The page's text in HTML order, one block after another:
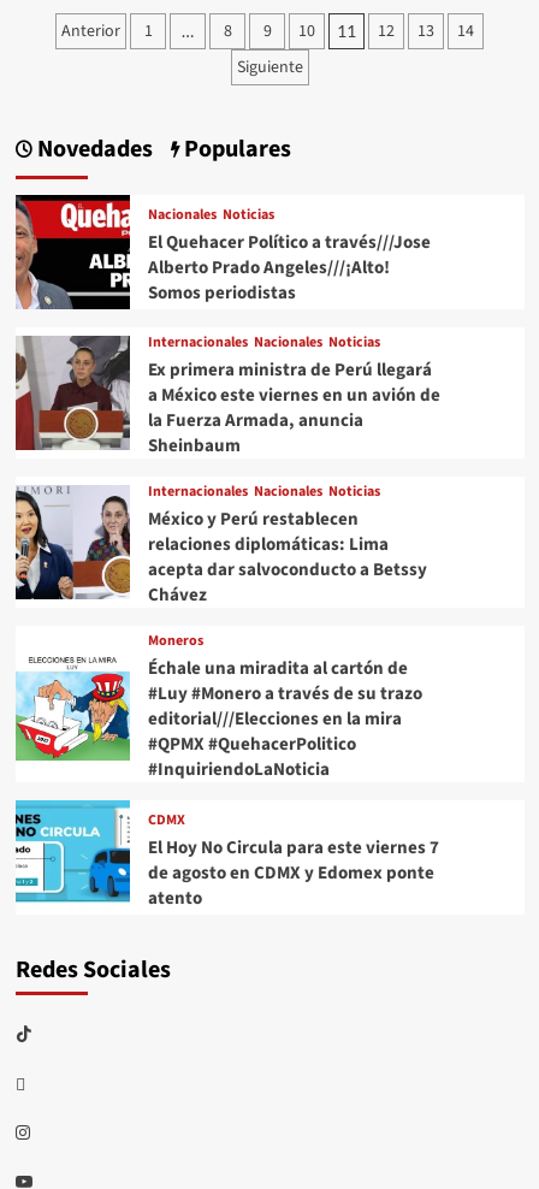
Quehacer
Político
opinión///Carolina
Romei///China
y
Estados
Unidos
tendrán
una
mutua
de
sus
aranceles
en
próximos
90
días
Paginación
Anterior 1 … 8 9 10 11 12 13
14
Siguiente
Novedades Populares
Nacionales Noticias
El Quehacer Político a través///Jose
Alberto Prado Angeles///¡Alto!
Somos periodistas
Internacionales Nacionales Noticias
Ex primera ministra de Perú llegará
a México este viernes en un avión de
la Fuerza Armada, anuncia
Sheinbaum
Internacionales Nacionales Noticias
México y Perú restablecen
relaciones diplomáticas: Lima
acepta dar salvoconducto a Betssy
Chávez
Moneros
Échale una miradita al cartón de
#Luy #Monero a través de su trazo
editorial///Elecciones en la mira
#QPMX #QuehacerPolitico
#InquiriendoLaNoticia
CDMX
El Hoy No Circula para este viernes 7
de agosto en CDMX y Edomex ponte
atento
Redes Sociales
TikTok
threads
Instagram
Youtube